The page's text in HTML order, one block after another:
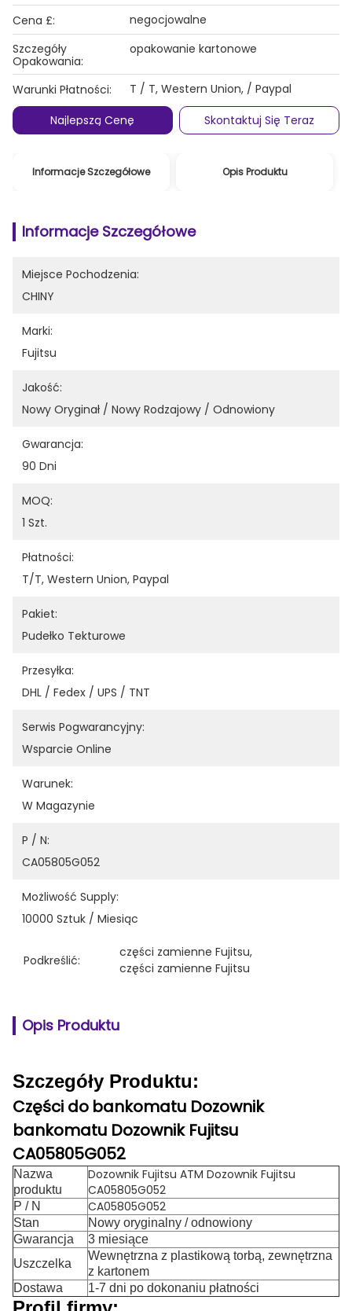
Cena £:
negocjowalne
Szczegóły
Opakowania:
opakowanie kartonowe
Warunki Płatności:
T / T, Western Union, / Paypal
Najlepszą Cenę
Skontaktuj Się Teraz
Informacje Szczegółowe Opis Produktu
Informacje Szczegółowe
Miejsce Pochodzenia:
CHINY
Marki:
Fujitsu
Jakość:
Nowy Oryginał / Nowy Rodzajowy / Odnowiony
Gwarancja:
90 Dni
MOQ:
1 Szt.
Płatności:
T/T, Western Union, Paypal
Pakiet:
Pudełko Tekturowe
Przesyłka:
DHL / Fedex / UPS / TNT
Serwis Pogwarancyjny:
Wsparcie Online
Warunek:
W Magazynie
P / N:
CA05805G052
Możliwość Supply:
10000 Sztuk / Miesiąc
Podkreślić:
części zamienne Fujitsu,
części zamienne Fujitsu
Opis Produktu
Szczegóły Produktu:
Części do bankomatu Dozownik
bankomatu Dozownik Fujitsu
CA05805G052
Nazwa
produktu
Dozownik Fujitsu ATM Dozownik Fujitsu
CA05805G052
P / N CA05805G052
Stan
Nowy oryginalny / odnowiony
Gwarancja
3 miesiące
Uszczelka
Wewnętrzna z plastikową torbą, zewnętrzna
z kartonem
Dostawa
1-7 dni po dokonaniu płatności